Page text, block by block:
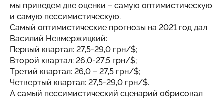
мы приведем две оценки – самую оптимистическую
и самую пессимистическую.
Самый оптимистические прогнозы на 2021 год дал
Василий Невмержицкий:
Первый квартал: 27,5-29,0 грн/$;
Второй квартал: 26,0-27,5 грн/$;
Третий квартал: 26,0 – 27,5 грн/$;
Четвертый квартал: 27,5-29,0 грн/$.
А самый пессимистический сценарий обрисовал